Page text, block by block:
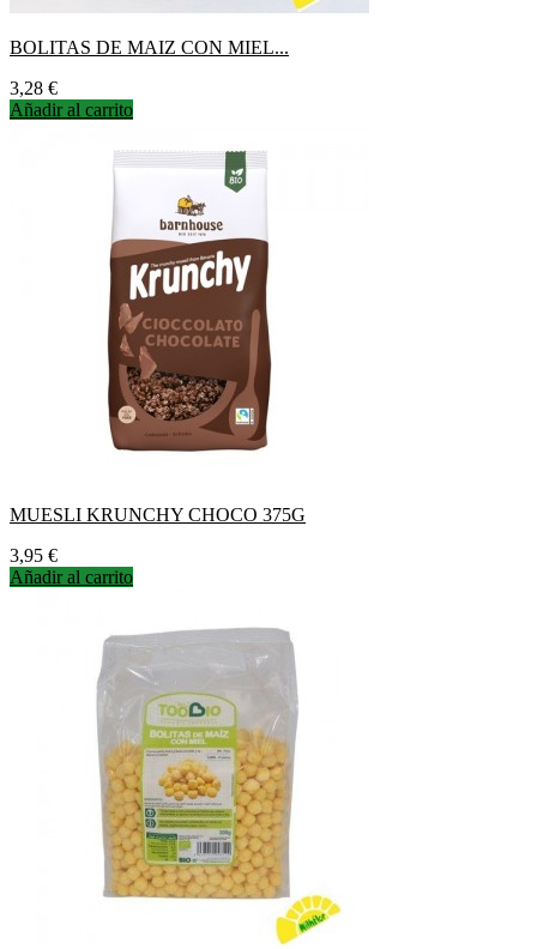
BOLITAS DE MAIZ CON MIEL...
Precio
3,28 €
Añadir al carrito
MUESLI KRUNCHY CHOCO 375G
Precio
3,95 €
Añadir al carrito